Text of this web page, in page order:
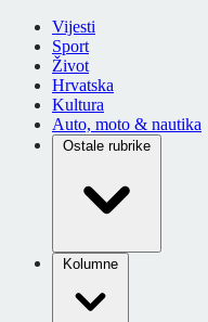
Vijesti
Sport
Život
Hrvatska
Kultura
Auto, moto & nautika
Ostale rubrike
Kolumne